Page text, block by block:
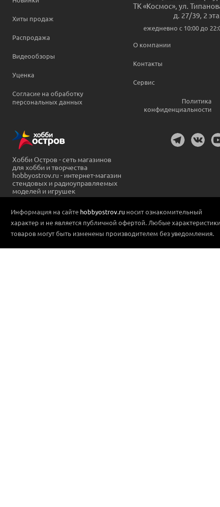
Хиты продаж
Распродажа
Видеообзоры
Уценка
Согласие на обработку
персональных данных
ТК «Космос», ул.
д. 27/39, 2
ежедневно c 10:00 до
О компании
Контакты
Сервис
Политика
конфиденциальности
Хобби Остров - сеть магазинов
для хобби и творчества
hobbyostrov.ru - интернет-магазин
стендовых и радиоуправляемых
моделей и игрушек
Информация на сайте hobbyostrov.ru носит ознакомительный
характер и не является публичной офертой. Любые
товаров могут быть изменены производителем без уведомления.